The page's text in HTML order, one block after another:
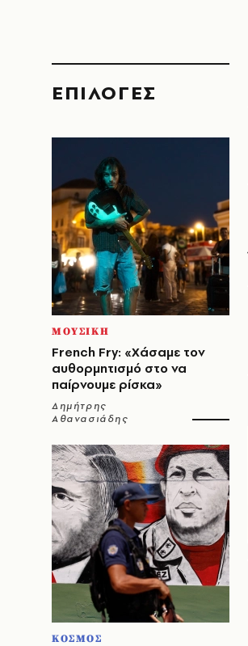
EΠΙΛΟΓΈΣ
ΜΟΥΣΙΚΗ
French Fry: «Χάσαμε τον
αυθορμητισμό στο να
παίρνουμε ρίσκα»
Δημήτρης
Αθανασιάδης
ΚΟΣΜΟΣ